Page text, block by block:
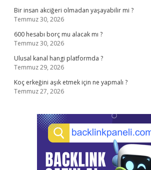
Bir insan akciğeri olmadan yaşayabilir mi ?
Temmuz 30, 2026
600 hesabı borç mu alacak mı ?
Temmuz 30, 2026
Ulusal kanal hangi platformda ?
Temmuz 29, 2026
Koç erkeğini aşık etmek için ne yapmalı ?
Temmuz 27, 2026